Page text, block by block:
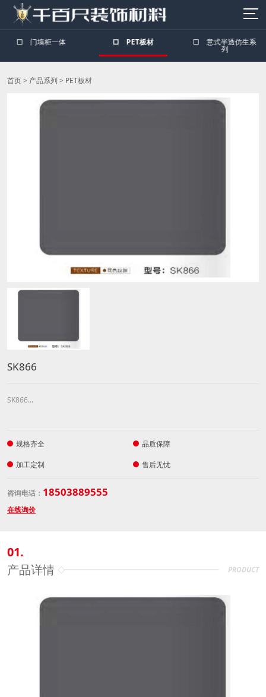
□ 门墙柜一体 □ PET板材 □ 意式半透仿生系
列
首页> 产品系列 > PET板材
SK866
SK866...
规格齐全 品质保障
加工定制 售后无忧
咨询电话： 18503889555
在线询价
01.
产品详情
PRODUCT